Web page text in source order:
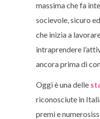
massima che fa
socievole, sicuro
che inizia a
intraprendere
ancora prima di
Oggi è una delle
riconosciute in
premi e